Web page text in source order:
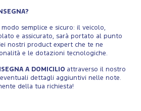
modo semplice e sicuro: il veicolo,
e assicurato, sarà portato al punto
nostri product expert che te ne
e le dotazioni tecnologiche.
A DOMICILIO attraverso il nostro
dettagli aggiuntivi nelle note.
della tua richiesta!